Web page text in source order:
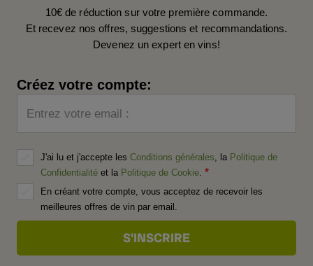
10€ de réduction sur votre première commande.
Et recevez nos offres, suggestions et recommandations.
Devenez un expert en vins!
Créez votre compte:
Entrez votre email :
J'ai lu et j'accepte les Conditions générales , la Politique de
Confidentialité et la Politique de Cookie
En créant votre compte, vous acceptez de recevoir les
meilleures offres de vin par email.